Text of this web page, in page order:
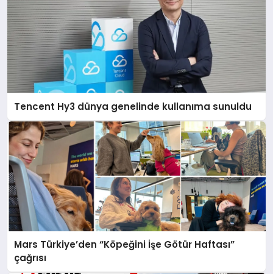
Tencent Hy3 dünya genelinde kullanıma sunuldu
Mars Türkiye’den “Köpeğini İşe Götür Haftası”
çağrısı